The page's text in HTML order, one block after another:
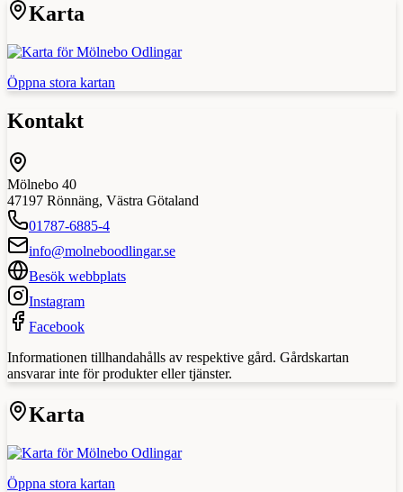
Karta
Öppna stora kartan
Kontakt
Mölnebo 40
47197 Rönnäng, Västra Götaland
01787-6885-4
info@molneboodlingar.se
Besök webbplats
Instagram
Facebook
Informationen tillhandahålls av respektive gård. Gårdskartan
ansvarar inte för produkter eller tjänster.
Karta
Öppna stora kartan